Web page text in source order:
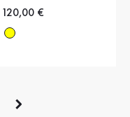
prezzo
120,00 €